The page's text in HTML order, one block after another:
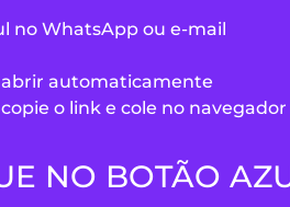
no WhatsApp ou e-mail
automaticamente
o link e cole no
NO BOTÃO